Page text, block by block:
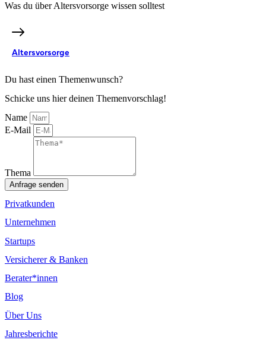
Was du über Altersvorsorge wissen solltest
Altersvorsorge
Du hast einen Themenwunsch?
Schicke uns hier deinen Themenvorschlag!
Name
E-Mail
Thema
Anfrage senden
Privatkunden
Unternehmen
Startups
Versicherer & Banken
Berater*innen
Blog
Über Uns
Jahresberichte